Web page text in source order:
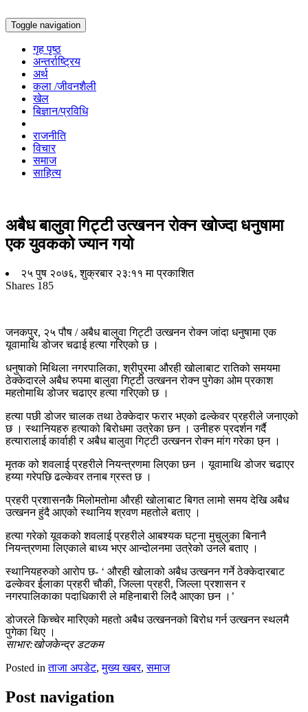
Toggle navigation
गृह पृष्ठ
अन्तर्राष्ट्रिय
अर्थ
कला /जीवनशैली
खेल
बिज्ञान/प्रविधि
राजनीति
विचार
समाज
साहित्य
अबैध बालुवा गिट्टी उत्खनन रोक्न खोज्दा धनुषामा
एक युवकको ज्यान गयो
२५ पुष २०७६, शुक्रबार २३:११ मा प्रकाशित
Shares 185
जनकपुर, २५ पौष / अबैध बालुवा गिट्टी उत्खनन रोक्न जांदा धनुषामा एक
यूवामाथि डोजर चढाई हत्या गरिएको छ ।
धनुषाको मिथिला नगरपालिका, श्रीपुरमा औरही खोलाबाट रातिको समयमा
ठेक्केदारले अबैध रुपमा बालुवा गिट्टी उत्खनन रोक्न पुगेका ओम प्रकाश
महतोमाथि डोजर चढाएर हत्या गरिएको छ ।
हत्या पछी डोजर चालक तथा ठेक्केदार फरार भएको ढल्केवर प्रहरीले जनाएको
छ । स्थानियहरु हत्याको बिरोधमा उत्रेका छन । उनीहरु प्रदर्शन गर्दै
हत्यारालाई कार्वाही र अबैध बालुवा गिट्टी उत्खनन रोक्न मांग गरेका छ्न ।
मृतक को शवलाई प्रहरीले नियन्त्रणमा लिएका छन । यूवामाथि डोजर चढाएर
हय्या गरेपछि ढल्केवर तनाब ग्रस्त छ ।
प्रहरी प्रशासनकै मिलोमतोमा औरही खोलाबाट बिगत लामो समय देखि अबैध
उत्खनन हुंदै आएको स्थानिय श्रवण महतोले बताए ।
हत्या गरेको यूवकको शवलाई प्रहरीले आबश्यक घट्ना मुचुलुका बिनानै
नियन्त्रणमा लिएकाले बाध्य भएर आन्दोलनमा उत्रेको उनले बताए ।
स्थानियहरुको आरोप छ- ‘ औरही खोलाको अबैध उत्खनन गर्ने ठेक्केदारबाट
ढल्केवर ईलाका प्रहरी चौकी, जिल्ला प्रहरी, जिल्ला प्रशासन र
नगरपालिकाका पदाधिकारी ले महिनाबारी लिदै आएका छन ।’
डोजरले किच्चेर मारिएको महतो अबैध उत्खननको बिरोध गर्न उत्खनन स्थलमै
पुगेका थिए ।
साभार:खोजकेन्द्र डटकम
Posted inताजा अपडेट,मुख्य खबर,समाज
Post navigation